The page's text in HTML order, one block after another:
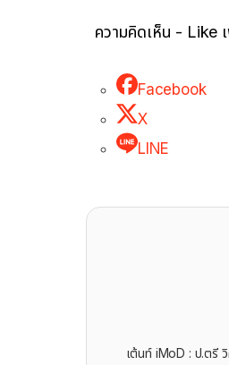
ความคิดเห็น - Like
Facebook
X
LINE
เต้นท์ iMoD : ป.ตรี